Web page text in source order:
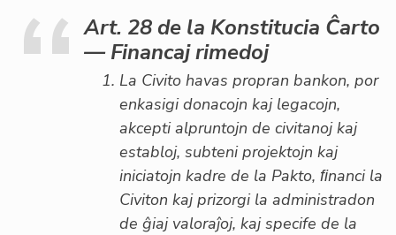
Art. 28 de la Konstitucia Ĉarto
— Financaj rimedoj
La Civito havas propran bankon, por
enkasigi donacojn kaj legacojn,
akcepti alpruntojn de civitanoj kaj
establoj, subteni projektojn kaj
iniciatojn kadre de la Pakto, ﬁnanci la
Civiton kaj prizorgi la administradon
de ĝiaj valoraĵoj, kaj specife de la